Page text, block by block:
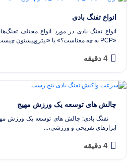
انواع تفنگ بادی
انواع تفنگ بادی در مورد انواع مختلف
«PCP به چه معناست؟» یا «نیتروپیستون چیست؟»...
4 دقیقه
چالش های توسعه یک ورزش مهیج
تفنگ بادی: چالش های توسعه یک ورزش
ابزارهای تفریحی و ورزشی،...
4 دقیقه